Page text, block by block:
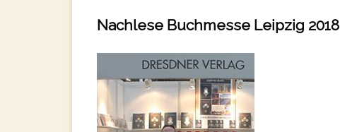
Nachlese Buchmesse Leipzig 2018